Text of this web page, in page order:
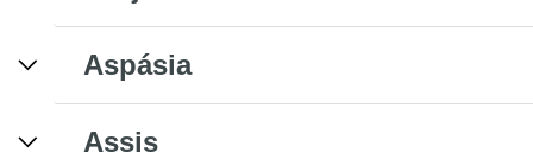
Aspásia
Assis